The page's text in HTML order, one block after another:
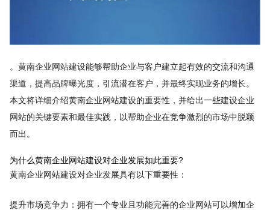
。黄南企业网站建设能够帮助企业与客户建立起有效的交流和沟通
渠道，提高品牌曝光度，引流潜在客户，并最终实现业务的增长。
本文将详细介绍黄南企业网站建设的重要性，并给出一些建设企业
网站的关键要素和最佳实践，以帮助企业在竞争激烈的市场中脱颖
而出。
为什么黄南企业网站建设对企业发展如此重要?
黄南企业网站建设对企业发展具有以下重要性：
提升市场竞争力：拥有一个专业且功能完善的企业网站可以增加企